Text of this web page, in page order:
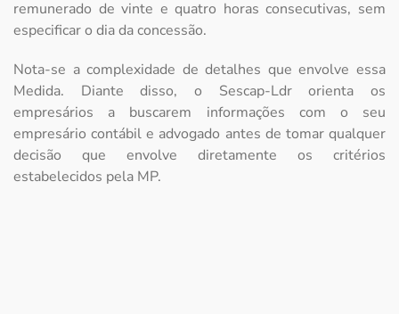
remunerado de vinte e quatro horas consecutivas, sem
especificar o dia da concessão.
Nota-se a complexidade de detalhes que envolve essa
Medida. Diante disso, o Sescap-Ldr orienta os
empresários a buscarem informações com o seu
empresário contábil e advogado antes de tomar qualquer
decisão que envolve diretamente os critérios
estabelecidos pela MP.